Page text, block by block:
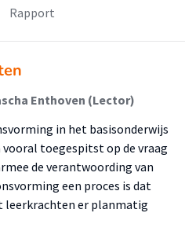
Rapport
Enthoven (Lector)
in het basisonderwijs
toegespitst op de vraag
de verantwoording van
een proces is dat
leerkrachten er planmatig